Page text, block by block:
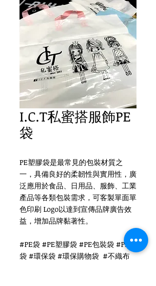
I.C.T私蜜搭服飾PE
袋
PE塑膠袋是最常見的包裝材質之
一，具備良好的柔韌性與實用性，廣
泛應用於食品、日用品、服飾、工業
產品等各類包裝需求，可客製單面單
色印刷 Logo以達到宣傳品牌廣告效
益，增加品牌黏著性。
#PE袋 #PE塑膠袋 #PE包裝袋 #PE膠
袋 #環保袋 #環保購物袋 #不織布